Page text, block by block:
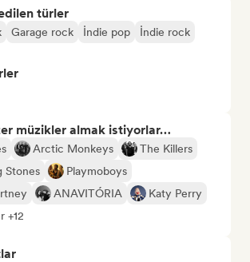
türler
Garage rock İndie pop
İndie rock
müzikler almak istiyorlar…
Arctic Monkeys
The Killers
Stones
Playmoboys
ANAVITÓRIA
Katy Perry
+12